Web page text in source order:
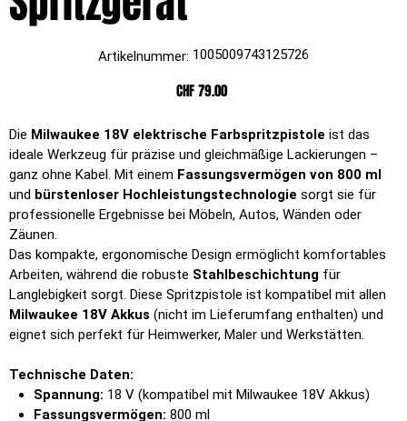
Artikelnummer: Artikelnummer:
1005009743125726
1005009743125726
Preis
CHF 79.00
Die Milwaukee 18V elektrische Farbspritzpistole ist das
ideale Werkzeug für präzise und gleichmäßige Lackierungen –
ganz ohne Kabel. Mit einem Fassungsvermögen von 800 ml
und bürstenloser Hochleistungstechnologie sorgt sie für
professionelle Ergebnisse bei Möbeln, Autos, Wänden oder
Zäunen.
Das kompakte, ergonomische Design ermöglicht komfortables
Arbeiten, während die robuste Stahlbeschichtung für
Langlebigkeit sorgt. Diese Spritzpistole ist kompatibel mit allen
Milwaukee 18V Akkus (nicht im Lieferumfang enthalten) und
eignet sich perfekt für Heimwerker, Maler und Werkstätten.
Technische Daten:
Spannung: 18 V (kompatibel mit Milwaukee 18V Akkus)
Fassungsvermögen: 800 ml